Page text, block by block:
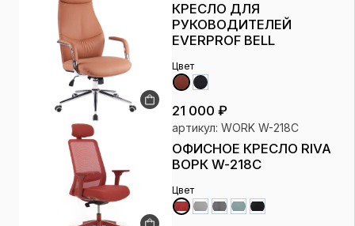
КРЕСЛО ДЛЯ
РУКОВОДИТЕЛЕЙ
EVERPROF BELL
Цвет
21 000 ₽
артикул: WORK W-218C
ОФИСНОЕ КРЕСЛО RIVA
ВОРК W-218C
Цвет